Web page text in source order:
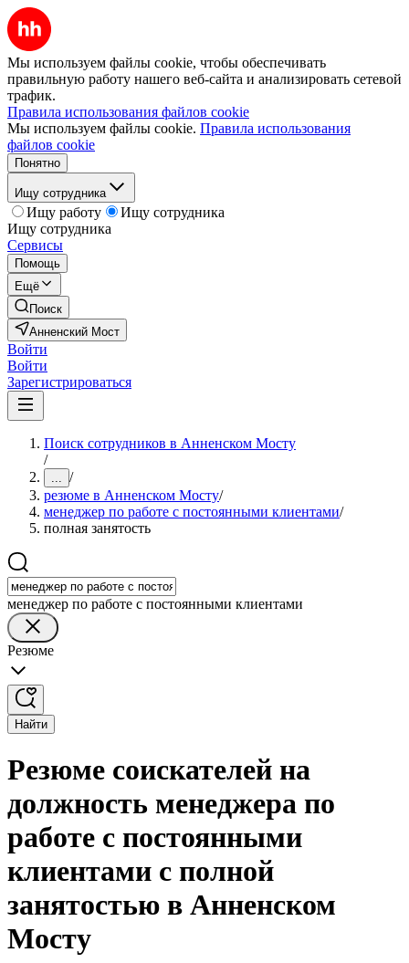
Мы используем файлы cookie, чтобы обеспечивать
правильную работу нашего веб-сайта и анализировать сетевой
трафик.
Правила использования файлов cookie
Мы используем файлы cookie. Правила использования
файлов cookie
Понятно
Ищу сотрудника
Ищу работу
Ищу сотрудника
Ищу сотрудника
Сервисы
Помощь
Ещё
Поиск
Анненский Мост
Войти
Войти
Зарегистрироваться
Поиск сотрудников в Анненском Мосту
/
... /
резюме в Анненском Мосту/
менеджер по работе с постоянными клиентами/
полная занятость
менеджер по работе с постоянными клиентами
Резюме
Найти
Резюме соискателей на
должность менеджера по
работе с постоянными
клиентами с полной
занятостью в Анненском
Мосту